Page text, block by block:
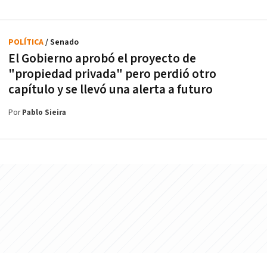
El Gobierno aprobó el proyecto de
"propiedad privada" pero perdió otro
capítulo y se llevó una alerta a futuro
POLÍTICA/ Senado
PorPablo Sieira